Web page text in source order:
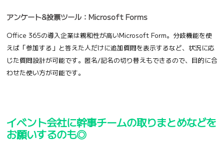
アンケート&投票ツール：Microsoft Forms
Office 365の導入企業は親和性が高いMicrosoft Form。分岐機能を使
えば「参加する」と答えた人だけに追加質問を表示するなど、状況に応
じた質問設計が可能です。匿名/記名の切り替えもできるので、目的に合
わせた使い方が可能です。
イベント会社に幹事チームの取りまとめなどを
お願いするのも◎